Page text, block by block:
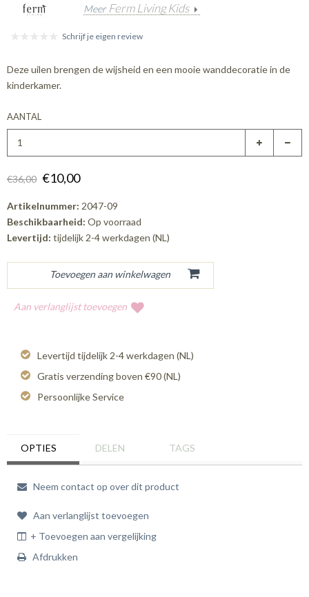
Meer Ferm Living Kids
Schrijf je eigen review
Deze uilen brengen de wijsheid en een mooie wanddecoratie in de
kinderkamer.
AANTAL
€36,00 €10,00
Artikelnummer: 2047-09
Beschikbaarheid: Op voorraad
Levertijd: tijdelijk 2-4 werkdagen (NL)
Aan verlanglijst toevoegen
Levertijd tijdelijk 2-4 werkdagen (NL)
Gratis verzending boven €90 (NL)
Persoonlijke Service
OPTIES DELEN TAGS
Neem contact op over dit product
Aan verlanglijst toevoegen
+ Toevoegen aan vergelijking
Afdrukken